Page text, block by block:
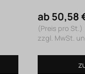
ab 50,58
(Preis pro St.)
zzgl. MwSt.